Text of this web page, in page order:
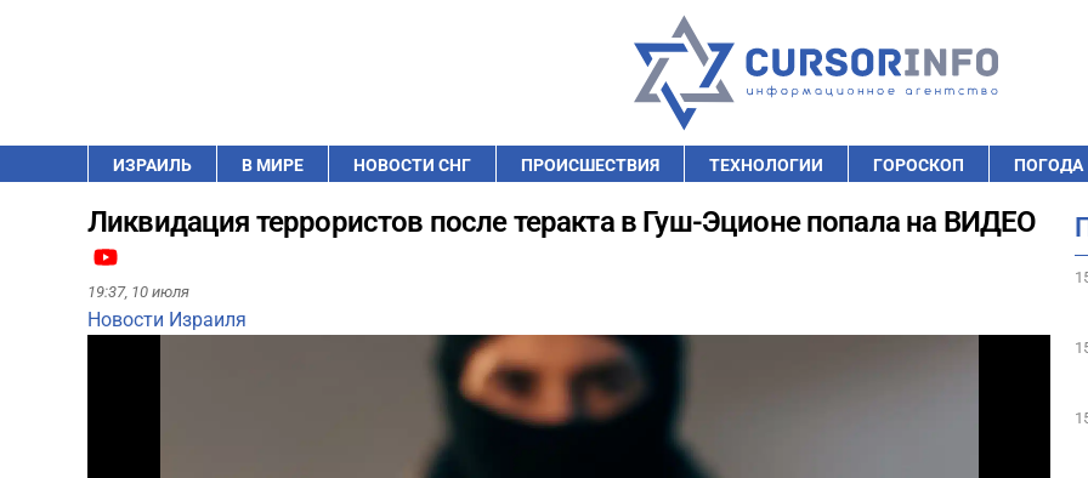
ИЗРАИЛЬ В МИРЕ НОВОСТИ СНГ ПРОИСШЕСТВИЯ ТЕХНОЛОГИИ ГОРОСКОП ПОГОДА
Ликвидация террористов после теракта в Гуш-Эционе попала на ВИДЕО
19:37, 10 июля
Новости Израиля